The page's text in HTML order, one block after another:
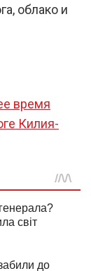
время
Килия-